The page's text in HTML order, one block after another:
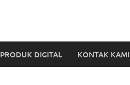
PRODUK DIGITAL KONTAK KAMI